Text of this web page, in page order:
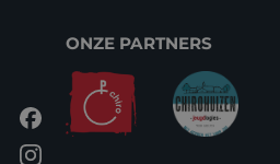
ONZE PARTNERS